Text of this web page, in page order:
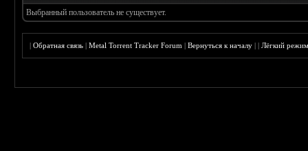
Выбранный пользователь не существует.
|Обратная связь |Metal Torrent Tracker Forum |Вернуться к началу ||Лёгкий